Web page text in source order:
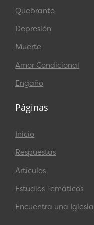
Quebranto
Depresión
Muerte
Amor Condicional
Engaño
Páginas
Inicio
Respuestas
Artículos
Estudios Temáticos
Encuentra una Iglesia